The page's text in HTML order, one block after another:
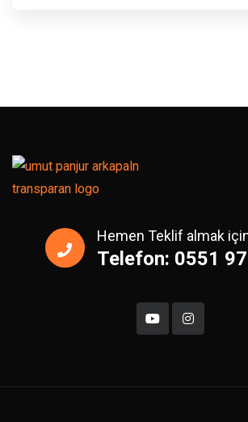
Hemen Teklif almak
Telefon: 0551